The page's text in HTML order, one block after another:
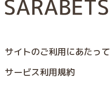
サイトのご利⽤にあたって
サービス利⽤規約